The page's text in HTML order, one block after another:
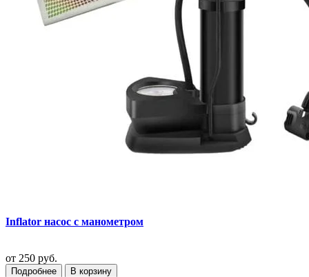
Inflator насос с манометром
от 250 руб.
Подробнее
В корзину